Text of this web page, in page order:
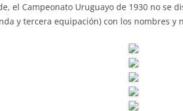
el Campeonato Uruguayo de 1930 no se
y tercera equipación) con los nombres y